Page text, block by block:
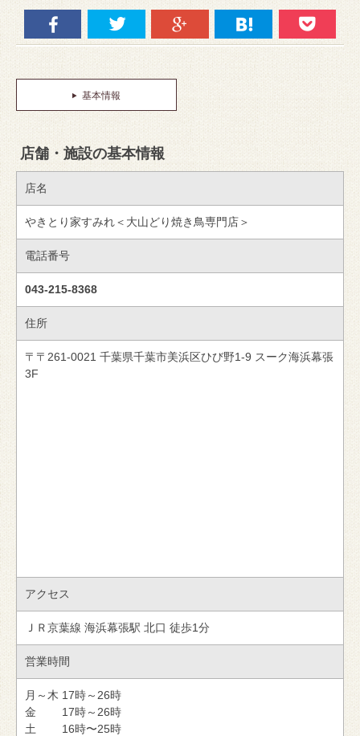
基本情報
店舗・施設の基本情報
店名
やきとり家すみれ＜大山どり焼き鳥専門店＞
電話番号
043-215-8368
住所
〒〒261-0021 千葉県千葉市美浜区ひび野1-9 スーク海浜幕張
3F
アクセス
ＪＲ京葉線 海浜幕張駅 北口 徒歩1分
営業時間
月～木 17時～26時
金 17時～26時
土 16時〜25時